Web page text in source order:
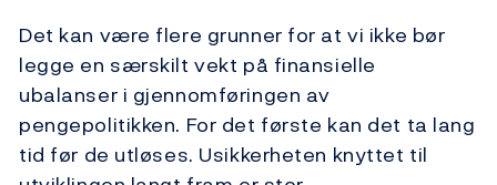
Det kan være flere grunner for at vi ikke bør
legge en særskilt vekt på finansielle
ubalanser i gjennomføringen av
pengepolitikken. For det første kan det ta lang
tid før de utløses. Usikkerheten knyttet til